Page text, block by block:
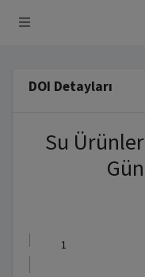
DOI Detayları
Su